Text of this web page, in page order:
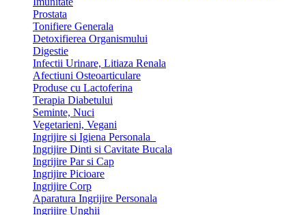
Prostata
Tonifiere Generala
Detoxifierea Organismului
Digestie
Infectii Urinare, Litiaza Renala
Afectiuni Osteoarticulare
Produse cu Lactoferina
Terapia Diabetului
Seminte, Nuci
Vegetarieni, Vegani
Ingrijire si Igiena Personala
Ingrijire Dinti si Cavitate Bucala
Ingrijire Par si Cap
Ingrijire Picioare
Ingrijire Corp
Aparatura Ingrijire Personala
Ingrijire Unghii